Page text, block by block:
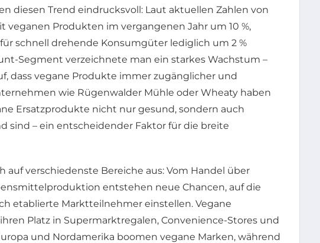
diesen Trend eindrucksvoll: Laut aktuellen Zahlen von
veganen Produkten im vergangenen Jahr um 10 %,
schnell drehende Konsumgüter lediglich um 2 %
Segment verzeichnete man ein starkes Wachstum –
dass vegane Produkte immer zugänglicher und
wie Rügenwalder Mühle oder Wheaty haben
Ersatzprodukte nicht nur gesund, sondern auch
sind – ein entscheidender Faktor für die breite
auf verschiedenste Bereiche aus: Vom Handel über
entstehen neue Chancen, auf die
etablierte Marktteilnehmer einstellen. Vegane
Platz in Supermarktregalen, Convenience-Stores und
und Nordamerika boomen vegane Marken, während